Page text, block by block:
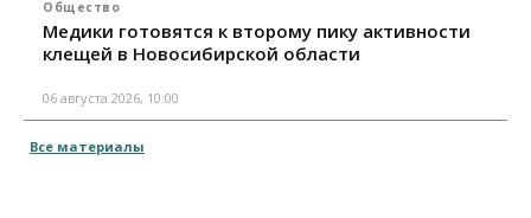
Общество
Медики готовятся к второму пику активности
клещей в Новосибирской области
06 августа 2026, 10:00
Все материалы